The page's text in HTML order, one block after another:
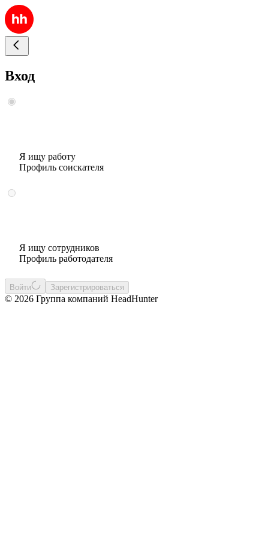
Вход
Я ищу работу
Профиль соискателя
Я ищу сотрудников
Профиль работодателя
Войти Зарегистрироваться
© 2026 Группа компаний HeadHunter